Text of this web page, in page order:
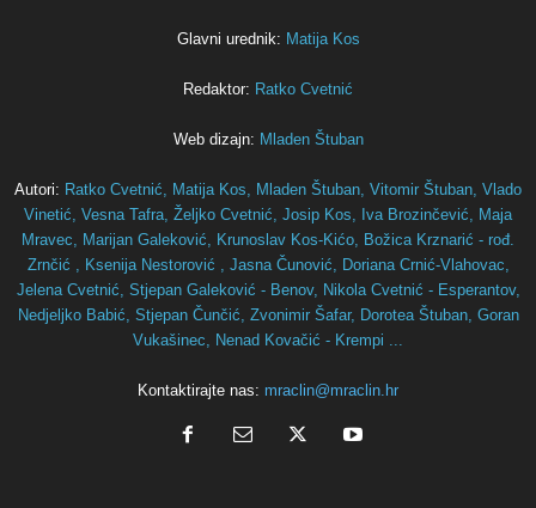
Glavni urednik: Matija Kos
Redaktor: Ratko Cvetnić
Web dizajn: Mladen Štuban
Autori: Ratko Cvetnić, Matija Kos, Mladen Štuban, Vitomir Štuban, Vlado
Vinetić, Vesna Tafra, Željko Cvetnić, Josip Kos, Iva Brozinčević,
Maja
Mravec, Marijan Galeković, Krunoslav Kos-Kićo, Božica Krznarić - rođ.
Zrnčić , Ksenija Nestorović , Jasna Čunović, Doriana Crnić-Vlahovac,
Jelena Cvetnić, Stjepan Galeković - Benov, Nikola Cvetnić - Esperantov,
Nedjeljko Babić, Stjepan Čunčić, Zvonimir Šafar, Dorotea Štuban, Goran
Vukašinec, Nenad Kovačić - Krempi ...
Kontaktirajte nas: mraclin@mraclin.hr